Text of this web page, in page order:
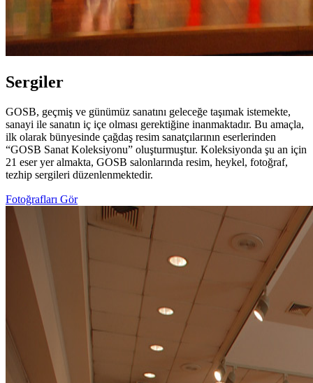
Sergiler
GOSB, geçmiş ve günümüz sanatını geleceğe taşımak istemekte,
sanayi ile sanatın iç içe olması gerektiğine inanmaktadır. Bu amaçla,
ilk olarak bünyesinde çağdaş resim sanatçılarının eserlerinden
“GOSB Sanat Koleksiyonu” oluşturmuştur. Koleksiyonda şu an için
21 eser yer almakta, GOSB salonlarında resim, heykel, fotoğraf,
tezhip sergileri düzenlenmektedir.
Fotoğrafları Gör